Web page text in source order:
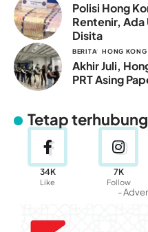
Polisi Hong
Rentenir, Ada
Disita
BERITA HONG KONG
Akhir Juli,
PRT Asing
Tetap terhubung
34K
Like
7K
Follow
-